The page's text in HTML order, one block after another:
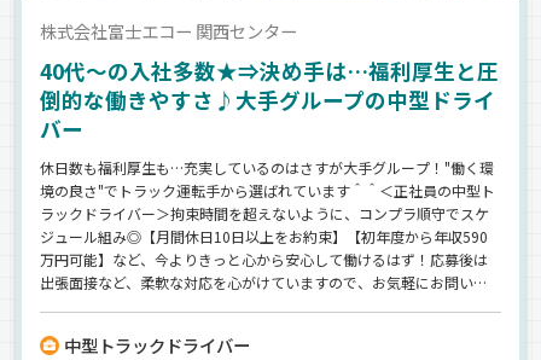
株式会社富士エコー 関西センター
40代～の入社多数★⇒決め手は…福利厚生と圧
倒的な働きやすさ♪大手グループの中型ドライ
バー
休日数も福利厚生も…充実しているのはさすが大手グループ！"働く環
境の良さ"でトラック運転手から選ばれています＾＾＜正社員の中型ト
ラックドライバー＞拘束時間を超えないように、コンプラ順守でスケ
ジュール組み◎【月間休日10日以上をお約束】【初年度から年収590
万円可能】など、今よりきっと心から安心して働けるはず！応募後は
出張面接など、柔軟な対応を心がけていますので、お気軽にお問い合
中型トラックドライバー